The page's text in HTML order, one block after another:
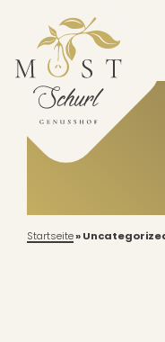
Startseite»